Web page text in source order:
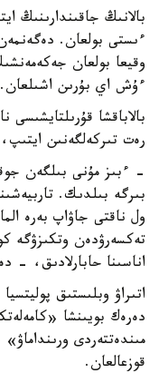
بالانىڭ جاقىندارىنىڭ
ءىستى بولعان.
وقيعا بولعان
ءۇش اي بۇرىن اشىلعان. قازىر مۇندا 24
بالاباقشا
رەت تىركەلگەنىن
- ءبىز مۇنى بىلگەن
بىرگە بىلدىك.
ول ناقتى جاۋاپ بەرە
تەكسەرۋدەن وتكىزۋگە
اناسىنا حابارلادىق، -
اتىراۋ وبلىستىق
دەرەك بويىنشا
مىندەتتەردى
قوزعالعان.